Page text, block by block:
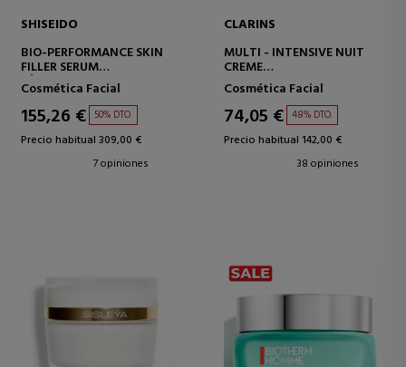
SHISEIDO
BIO-PERFORMANCE SKIN
FILLER SERUM
SÉRUM ANTIEDAD -
REAFIRMANTE
Cosmética Facial
155,26 € 50% DTO.
Precio habitual 309,00 €
7 opiniones
CLARINS
MULTI - INTENSIVE NUIT
CREME
CREMA DE NOCHE TODO
TIPO DE PIELES
Cosmética Facial
74,05 € 48% DTO.
Precio habitual 142,00 €
38 opiniones